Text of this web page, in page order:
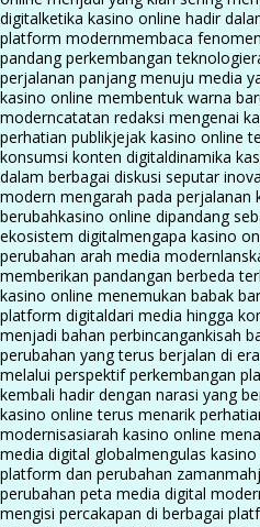
digitalketika kasino online hadir
platform modernmembaca
pandang perkembangan teknologi
perjalanan panjang menuju media
kasino online membentuk warna
moderncatatan redaksi mengenai
perhatian publikjejak kasino online
konsumsi konten digitaldinamika
dalam berbagai diskusi seputar
modern mengarah pada perjalanan
berubahkasino online dipandang
ekosistem digitalmengapa kasino
perubahan arah media modern
memberikan pandangan berbeda
kasino online menemukan babak
platform digitaldari media hingga
menjadi bahan perbincangankisah
perubahan yang terus berjalan di
melalui perspektif perkembangan
kembali hadir dengan narasi yang
kasino online terus menarik
modernisasiarah kasino online
media digital globalmengulas
platform dan perubahan zaman
perubahan peta media digital
mengisi percakapan di berbagai